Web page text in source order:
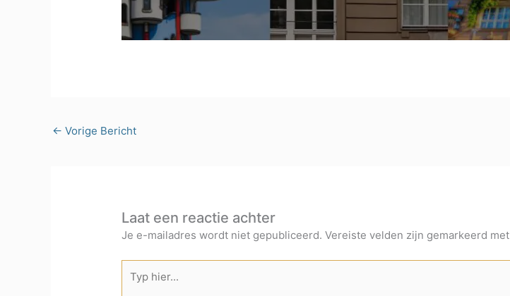
← Vorige Bericht
Laat een reactie achter
Je e-mailadres wordt niet gepubliceerd. Vereiste velden zijn gemarkeerd met
hier...